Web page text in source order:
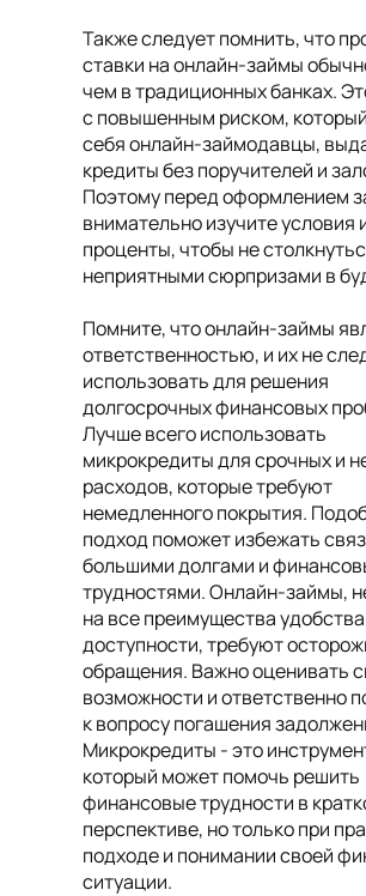
Также следует помнить, что
ставки на онлайн-займы
чем в традиционных банках.
с повышенным риском,
себя онлайн-займодавцы,
кредиты без поручителей и
Поэтому перед оформлением
внимательно изучите условия
проценты, чтобы не
неприятными сюрпризами в
Помните, что онлайн-займы
ответственностью, и их не
использовать для решения
долгосрочных финансовых
Лучше всего использовать
микрокредиты для срочных и
расходов, которые требуют
немедленного покрытия.
подход поможет избежать
большими долгами и
трудностями. Онлайн-займы,
на все преимущества
доступности, требуют
обращения. Важно оценивать
возможности и ответственно
к вопросу погашения
Микрокредиты - это
который может помочь решить
финансовые трудности в
перспективе, но только при
подходе и понимании своей
ситуации.